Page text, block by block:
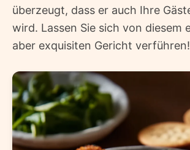
überzeugt, dass er auch Ihre
wird. Lassen Sie sich von diesem
aber exquisiten Gericht verführen!